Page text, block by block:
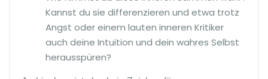
Kannst du sie differenzieren und etwa trotz
Angst oder einem lauten inneren Kritiker
auch deine Intuition und dein wahres Selbst
herausspüren?